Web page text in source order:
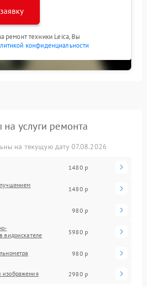
ремонт техники Leica, Вы
конфиденциальности
услуги ремонта
на текущую дату 07.08.2026
1480 р
1480 р
980 р
видоискателе
5980 р
980 р
изображения 2980 р